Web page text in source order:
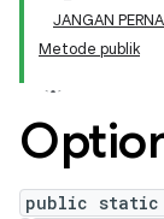
JANGAN
Metode publik
public static